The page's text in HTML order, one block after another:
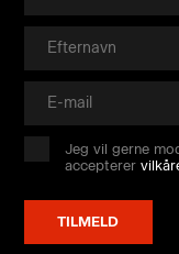
Jeg vil gerne
accepterer